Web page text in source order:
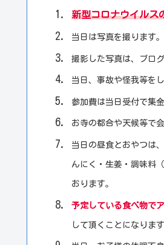
新型コロナウイルス
当日は写真を撮ります。
撮影した写真は、ブロ
当日、事故や怪我等を
参加費は当日受付で集
お寺の都合や天候等で
当日の昼食とおやつは
んにく・生姜・調味料
おります。
予定している食べ物で
して頂くことになります